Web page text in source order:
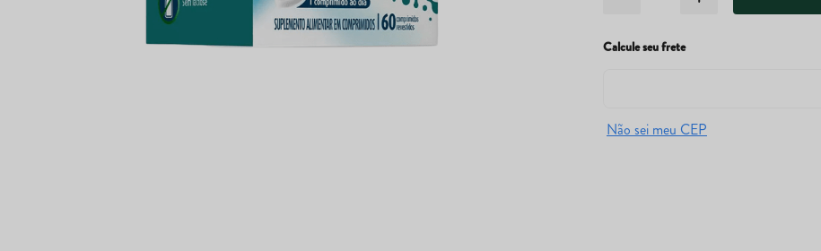
Calcule seu frete